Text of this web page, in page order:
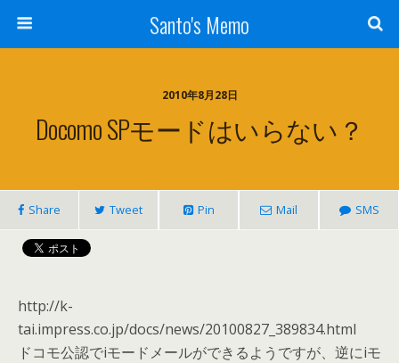
Santo's Memo
2010年8月28日
Docomo SPモードはいらない？
Share Tweet Pin Mail SMS
http://k-
tai.impress.co.jp/docs/news/20100827_389834.html
ドコモ公認でiモードメールができるようですが、逆にiモ